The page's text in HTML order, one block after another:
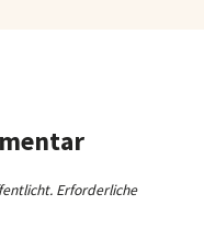
Erforderliche